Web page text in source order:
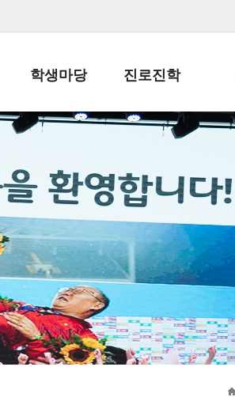
식
학생마당
학생생활규정
학교신문
자율진로동아리
유초등 소식지
진로진학
공지사항 및 입시자료
드림레터